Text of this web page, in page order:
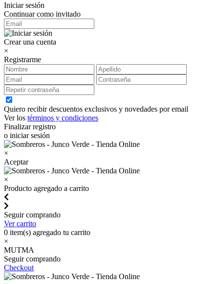
Iniciar sesión
Continuar como invitado
Crear una cuenta
×
Registrarme
Quiero recibir descuentos exclusivos y novedades por email
Ver los términos y condiciones
Finalizar registro
o iniciar sesión
×
Aceptar
×
Producto agregado a carrito
Seguir comprando
Ver carrito
0 item(s) agregado tu carrito
×
MUTMA
Seguir comprando
Checkout